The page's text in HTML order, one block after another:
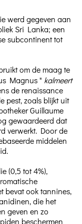
werd gegeven aan
Sri Lanka; een
subcontinent tot
om de maag te
Magnus " kalmeert
de renaissance
pest, zoals blijkt uit
Guillaume
gewaardeerd dat
verwerkt. Door de
middelen
(0,5 tot 4%),
bevat ook tannines,
die het
geven en zo
beschermen